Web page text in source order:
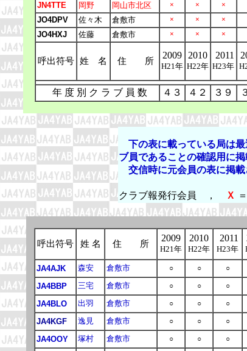
JN4TTE 岡野 岡山市北区 × × ×
JO4DPV 佐々木 倉敷市 × × ×
JO4HXJ 佐藤 倉敷市 × × ×
呼出符号 姓 名 住 所
2009
H21年
2010
H22年
2011
H23年
年 度 別 ク ラ ブ 員 数 ４３ ４２ ３９
下の表に載っている局は最
ブ員であることの確認用に掲
交信時に元会員の表に掲載
○
クラブ報発行会員 ，
Ｘ
呼出符号 姓 名 住 所
2009
H21年
2010
H22年
2011
H23年
JA4AJK 森安 倉敷市 ○ ○ ○
JA4BBP 三宅 倉敷市 ○ ○ ○
JA4BLO 出羽 倉敷市 ○ ○ ○
JA4KGF 逸見 倉敷市 ○ ○ ○
JA4OOY 塚村 倉敷市 ○ ○ ○